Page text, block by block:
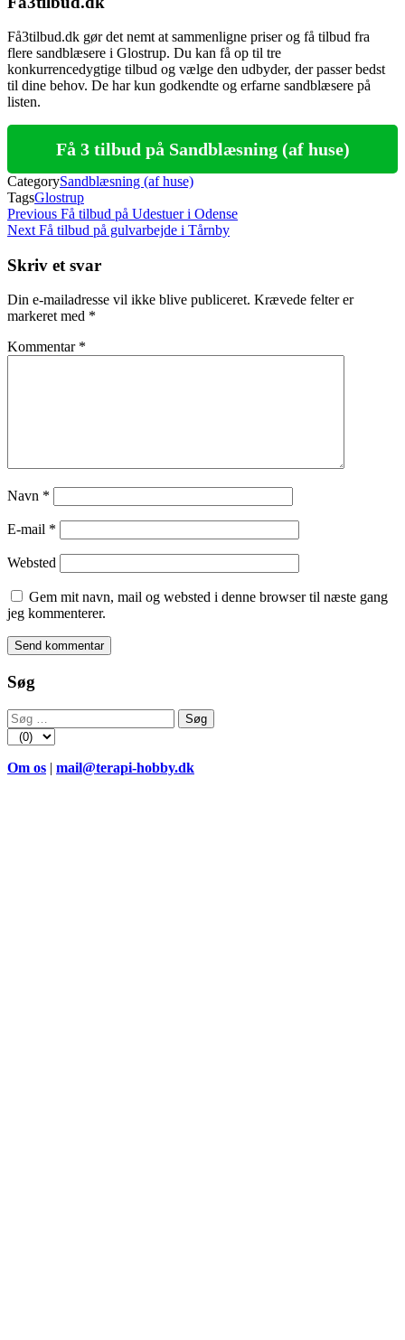
Få3tilbud.dk gør det nemt at sammenligne priser og få tilbud fra
flere sandblæsere i Glostrup. Du kan få op til tre
konkurrencedygtige tilbud og vælge den udbyder, der passer bedst
til dine behov. De har kun godkendte og erfarne sandblæsere på
listen.
Få 3 tilbud på Sandblæsning (af huse)
CategorySandblæsning (af huse)
TagsGlostrup
Indlægsnavigation
Previous
Post
Previous Få tilbud på Udestuer i Odense
Next
Next Få tilbud på gulvarbejde i Tårnby
Skriv et svar
Din e-mailadresse vil ikke blive publiceret. Krævede felter er
markeret med *
Kommentar *
Navn *
E-mail *
Websted
Gem mit navn, mail og websted i denne browser til næste gang
jeg kommenterer.
Søg
Søg
efter:
Om os | mail@terapi-hobby.dk